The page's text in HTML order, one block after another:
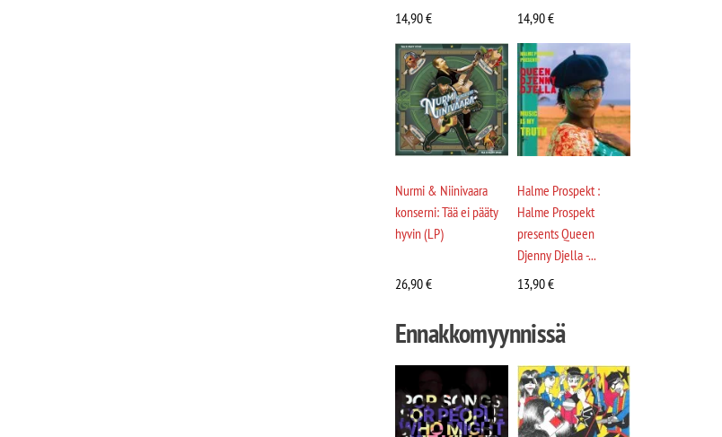
14,90€
14,90€
Nurmi & Niinivaara
konserni: Tää ei pääty
hyvin (LP)
26,90€
Halme Prospekt :
Halme Prospekt
presents Queen
Djenny Djella -...
13,90€
Ennakkomyynnissä